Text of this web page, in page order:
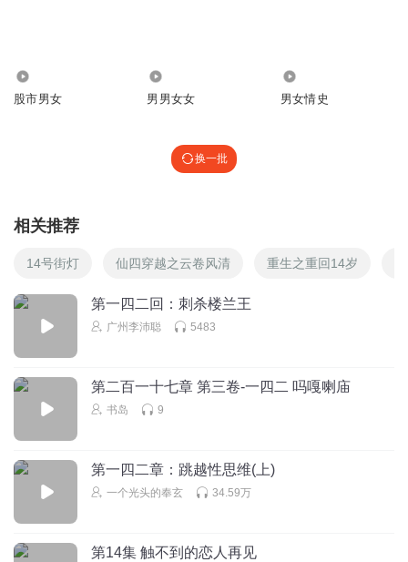
股市男女 男男女女 男女情史
换一批
相关推荐
14号街灯 仙四穿越之云卷风清 重生之重回14岁
第一四二回：刺杀楼兰王
广州李沛聪 5483
第二百一十七章 第三卷-一四二 吗嘎喇庙
书岛 9
第一四二章：跳越性思维(上)
一个光头的奉玄 34.59万
第14集 触不到的恋人再见